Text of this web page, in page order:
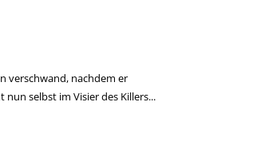
verschwand, nachdem er
selbst im Visier des Killers...